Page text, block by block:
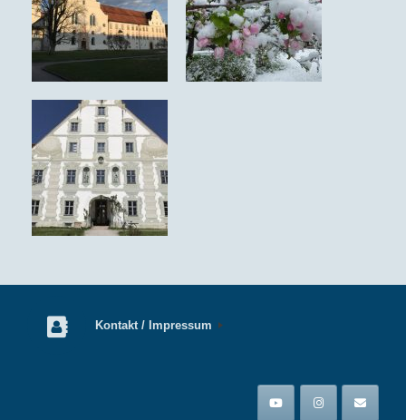
Kontakt / Impressum